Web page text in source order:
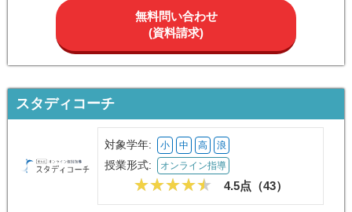
無料問い合わせ
(資料請求)
スタディコーチ
対象学年: 小 中 高 浪
授業形式: オンライン指導
4.5点（43）